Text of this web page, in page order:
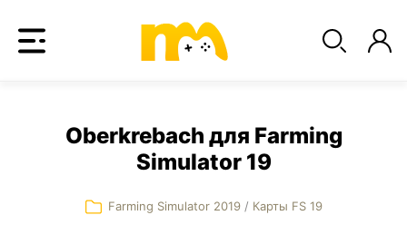
Oberkrebach для Farming
Simulator 19
Farming Simulator 2019 / Карты FS 19